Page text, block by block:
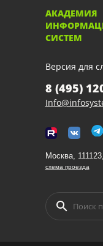
АКАДЕМИЯ
СИСТЕМ
Версия для
8 (495)
Москва,
схема проезда